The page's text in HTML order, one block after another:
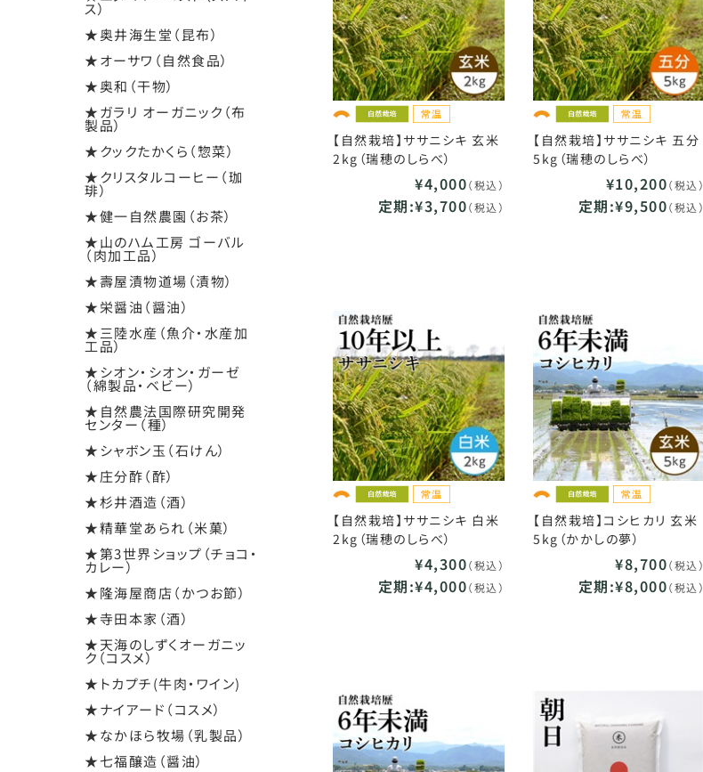
ス）
★奥井海生堂（昆布）
★オーサワ（自然食品）
★奥和（干物）
★ガラリ オーガニック（布
製品）
★クックたかくら（惣菜）
★クリスタルコーヒー（珈
琲）
★健一自然農園（お茶）
★山のハム工房 ゴーバル
（肉加工品）
★壽屋漬物道場（漬物）
★栄醤油（醤油）
★三陸水産（魚介・水産加
工品）
★シオン・シオン・ガーゼ
（綿製品・ベビー）
★自然農法国際研究開発
センター（種）
★シャボン玉（石けん）
★庄分酢（酢）
★杉井酒造（酒）
★精華堂あられ（米菓）
★第3世界ショップ（チョコ・
カレー）
★隆海屋商店（かつお節）
★寺田本家（酒）
★天海のしずくオーガニッ
ク（コスメ）
★トカプチ(牛肉・ワイン)
★ナイアード（コスメ）
★なかほら牧場（乳製品）
★七福醸造（醤油）
【自然栽培】ササニシキ 玄米
2kg（瑞穂のしらべ）
¥4,000（税込）
定期:¥3,700（税込）
【自然栽培】ササニシキ 五分
5kg（瑞穂のしらべ）
¥10,200（税込）
定期:¥9,500（税込）
【自然栽培】ササニシキ 白米
2kg（瑞穂のしらべ）
¥4,300（税込）
定期:¥4,000（税込）
【自然栽培】コシヒカリ 玄米
5kg（かかしの夢）
¥8,700（税込）
定期:¥8,000（税込）